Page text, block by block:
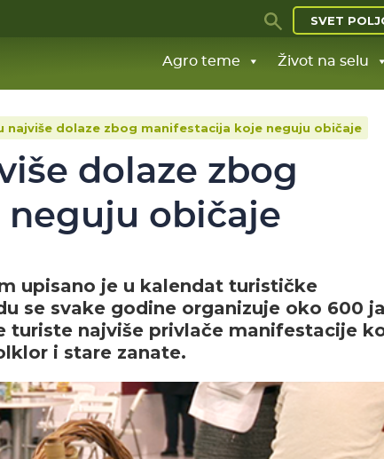
SVET
Agro teme Život na selu
najviše dolaze zbog manifestacija koje neguju običaje
dolaze zbog
običaje
upisano je u kalendat turističke
se svake godine organizuje oko 600
turiste najviše privlače manifestacije
i stare zanate.